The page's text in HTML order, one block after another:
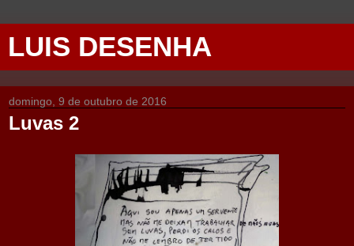
LUIS DESENHA
domingo, 9 de outubro de 2016
Luvas 2